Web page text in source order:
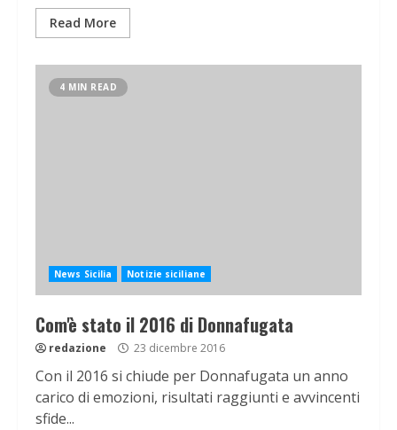
Read More
4 MIN READ
News Sicilia Notizie siciliane
Com'è stato il 2016 di Donnafugata
redazione 23 dicembre 2016
Con il 2016 si chiude per Donnafugata un anno
carico di emozioni, risultati raggiunti e avvincenti
sfide...